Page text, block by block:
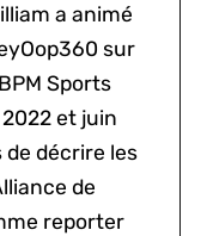
a animé
sur
Sports
et juin
de décrire les
de
reporter